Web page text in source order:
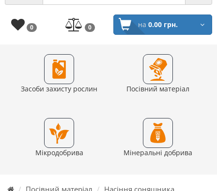
0 0 на 0.00 грн.
Засоби захисту рослин Посівний матеріал
Мікродобрива Мінеральні добрива